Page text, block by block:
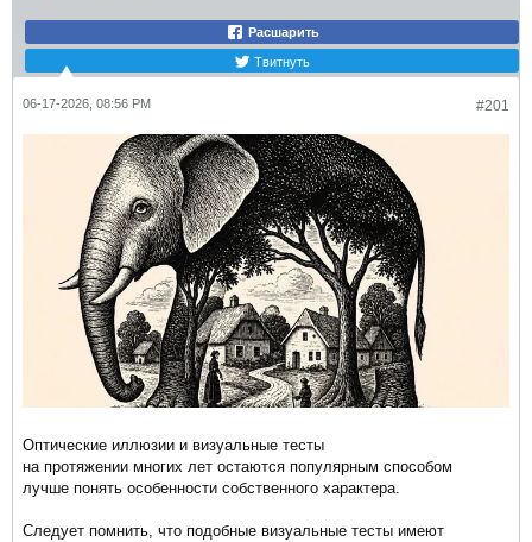
Расшарить
Твитнуть
#201
06-17-2026, 08:56 PM
Оптические иллюзии и визуальные тесты
на протяжении многих лет остаются популярным способом
лучше понять особенности собственного характера.
Следует помнить, что подобные визуальные тесты имеют